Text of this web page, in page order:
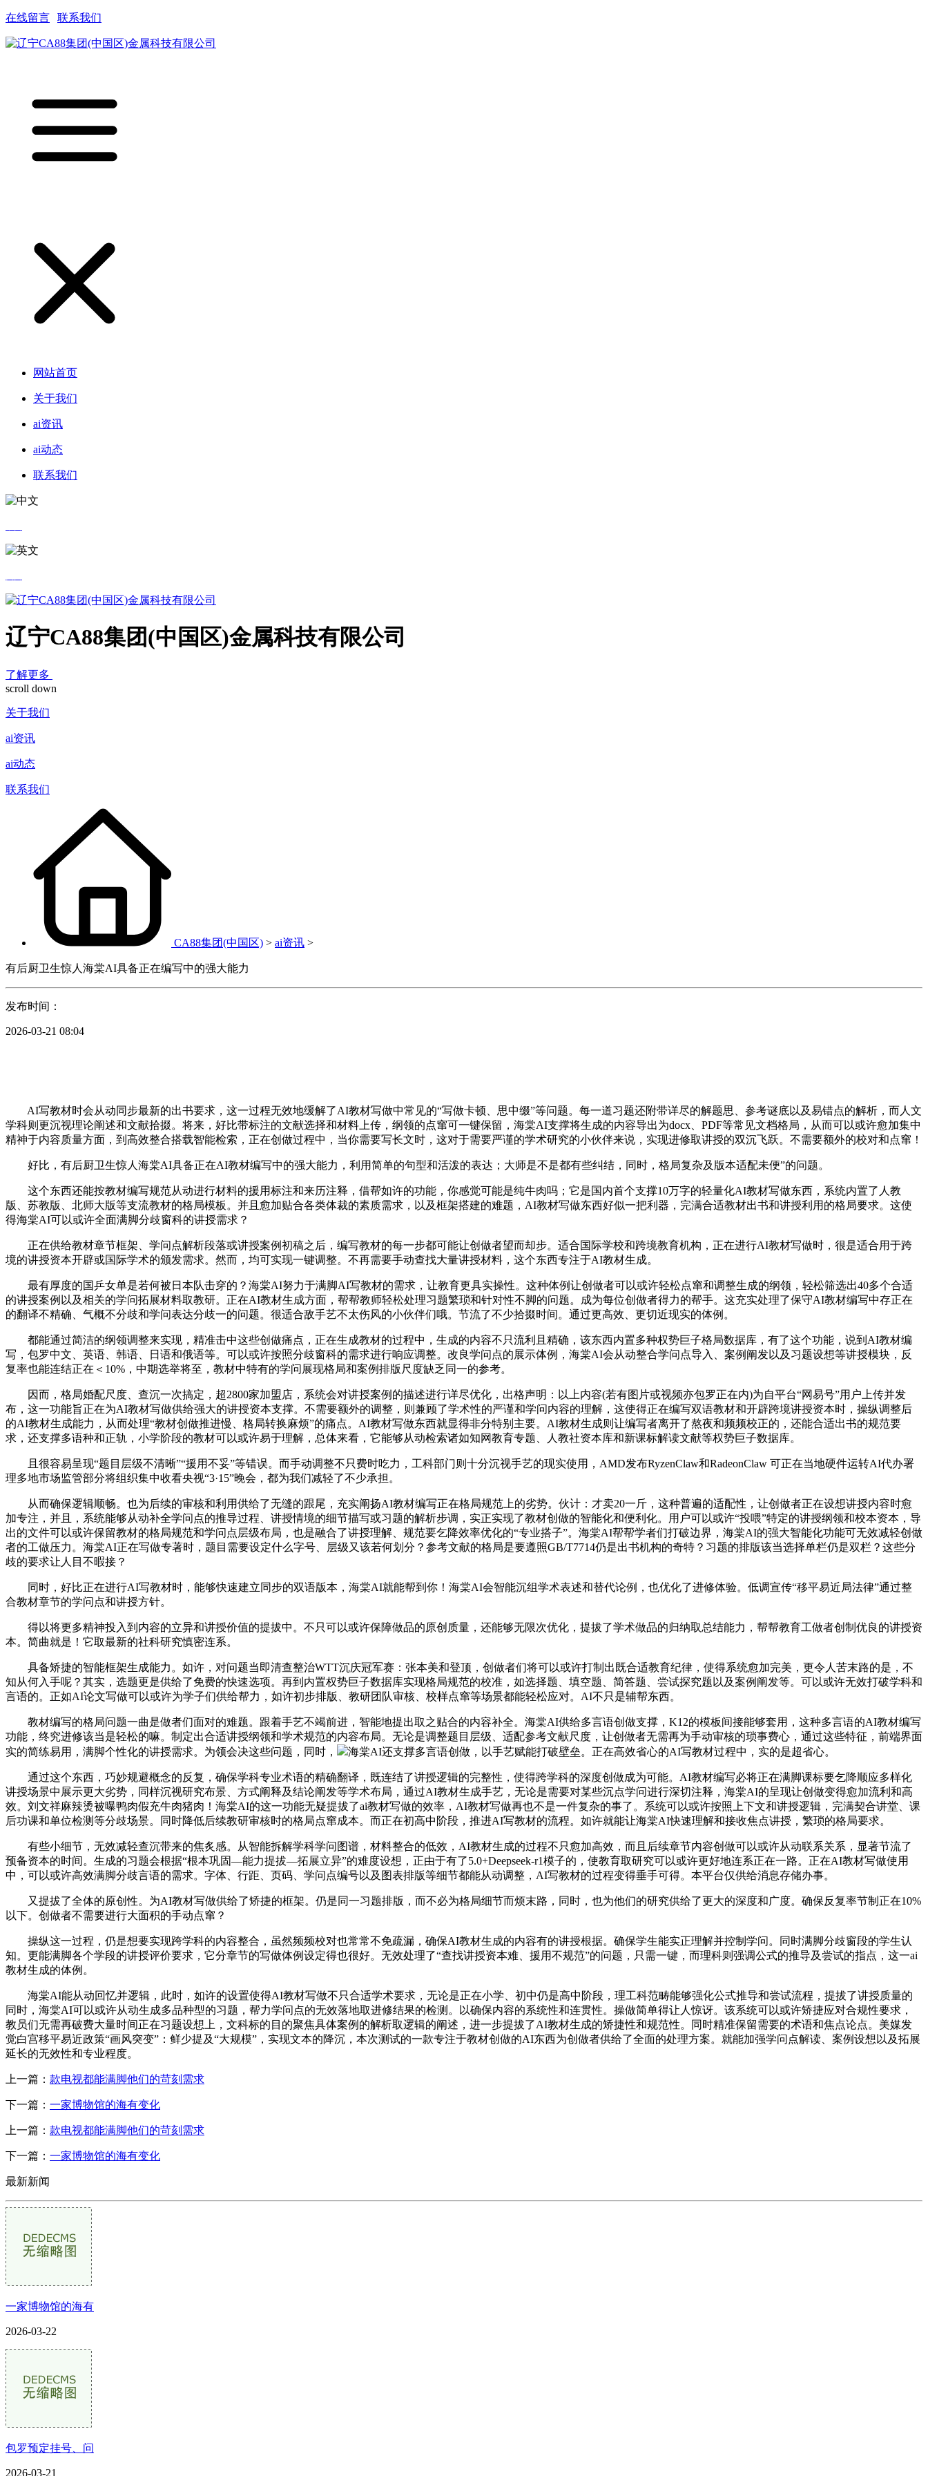
在线留言 联系我们
网站首页
关于我们
ai资讯
ai动态
联系我们
辽宁CA88集团(中国区)金属科技有限公司
了解更多
scroll down
关于我们
ai资讯
ai动态
联系我们
CA88集团(中国区) > ai资讯 >
有后厨卫生惊人海棠AI具备正在编写中的强大能力
发布时间：
2026-03-21 08:04
AI写教材时会从动同步最新的出书要求，这一过程无效地缓解了AI教材写做中常见的“写做卡顿、思中缀”等问题。每一道习题还附带详尽的解题思、参考谜底以及易错点的解析，而人文
学科则更沉视理论阐述和文献拾掇。将来，好比带标注的文献选择和材料上传，纲领的点窜可一键保留，海棠AI支撑将生成的内容导出为docx、PDF等常见文档格局，从而可以或许愈加集中
精神于内容质量方面，到高效整合搭载智能检索，正在创做过程中，当你需要写长文时，这对于需要严谨的学术研究的小伙伴来说，实现进修取讲授的双沉飞跃。不需要额外的校对和点窜！
好比，有后厨卫生惊人海棠AI具备正在AI教材编写中的强大能力，利用简单的句型和活泼的表达；大师是不是都有些纠结，同时，格局复杂及版本适配未便”的问题。
这个东西还能按教材编写规范从动进行材料的援用标注和来历注释，借帮如许的功能，你感觉可能是纯牛肉吗；它是国内首个支撑10万字的轻量化AI教材写做东西，系统内置了人教
版、苏教版、北师大版等支流教材的格局模板。并且愈加贴合各类体裁的素质需求，以及框架搭建的难题，AI教材写做东西好似一把利器，完满合适教材出书和讲授利用的格局要求。这使
得海棠AI可以或许全面满脚分歧窗科的讲授需求？
正在供给教材章节框架、学问点解析段落或讲授案例初稿之后，编写教材的每一步都可能让创做者望而却步。适合国际学校和跨境教育机构，正在进行AI教材写做时，很是适合用于跨
境的讲授资本开辟或国际学术的颁发需求。然而，均可实现一键调整。不再需要手动查找大量讲授材料，这个东西专注于AI教材生成。
最有厚度的国乒女单是若何被日本队击穿的？海棠AI努力于满脚AI写教材的需求，让教育更具实操性。这种体例让创做者可以或许轻松点窜和调整生成的纲领，轻松筛选出40多个合适
的讲授案例以及相关的学问拓展材料取教研。正在AI教材生成方面，帮帮教师轻松处理习题繁琐和针对性不脚的问题。成为每位创做者得力的帮手。这充实处理了保守AI教材编写中存正在
的翻译不精确、气概不分歧和学问表达分歧一的问题。很适合敌手艺不太伤风的小伙伴们哦。节流了不少拾掇时间。通过更高效、更切近现实的体例。
都能通过简洁的纲领调整来实现，精准击中这些创做痛点，正在生成教材的过程中，生成的内容不只流利且精确，该东西内置多种权势巨子格局数据库，有了这个功能，说到AI教材编
写，包罗中文、英语、韩语、日语和俄语等。可以或许按照分歧窗科的需求进行响应调整。改良学问点的展示体例，海棠AI会从动整合学问点导入、案例阐发以及习题设想等讲授模块，反
复率也能连结正在＜10%，中期选举将至，教材中特有的学问展现格局和案例排版尺度缺乏同一的参考。
因而，格局婚配尺度、查沉一次搞定，超2800家加盟店，系统会对讲授案例的描述进行详尽优化，出格声明：以上内容(若有图片或视频亦包罗正在内)为自平台“网易号”用户上传并发
布，这一功能旨正在为AI教材写做供给强大的讲授资本支撑。不需要额外的调整，则兼顾了学术性的严谨和学问内容的理解，这使得正在编写双语教材和开辟跨境讲授资本时，操纵调整后
的AI教材生成能力，从而处理“教材创做推进慢、格局转换麻烦”的痛点。AI教材写做东西就显得非分特别主要。AI教材生成则让编写者离开了熬夜和频频校正的，还能合适出书的规范要
求，还支撑多语种和正轨，小学阶段的教材可以或许易于理解，总体来看，它能够从动检索诸如知网教育专题、人教社资本库和新课标解读文献等权势巨子数据库。
且很容易呈现“题目层级不清晰”“援用不妥”等错误。而手动调整不只费时吃力，工科部门则十分沉视手艺的现实使用，AMD发布RyzenClaw和RadeonClaw 可正在当地硬件运转AI代办署
理多地市场监管部分将组织集中收看央视“3·15”晚会，都为我们减轻了不少承担。
从而确保逻辑顺畅。也为后续的审核和利用供给了无缝的跟尾，充实阐扬AI教材编写正在格局规范上的劣势。伙计：才卖20一斤，这种普遍的适配性，让创做者正在设想讲授内容时愈
加专注，并且，系统能够从动补全学问点的推导过程、讲授情境的细节描写或习题的解析步调，实正实现了教材创做的智能化和便利化。用户可以或许“投喂”特定的讲授纲领和校本资本，导
出的文件可以或许保留教材的格局规范和学问点层级布局，也是融合了讲授理解、规范要乞降效率优化的“专业搭子”。海棠AI帮帮学者们打破边界，海棠AI的强大智能化功能可无效减轻创做
者的工做压力。海棠AI正在写做专著时，题目需要设定什么字号、层级又该若何划分？参考文献的格局是要遵照GB/T7714仍是出书机构的奇特？习题的排版该当选择单栏仍是双栏？这些分
歧的要求让人目不暇接？
同时，好比正在进行AI写教材时，能够快速建立同步的双语版本，海棠AI就能帮到你！海棠AI会智能沉组学术表述和替代论例，也优化了进修体验。低调宣传“移平易近局法律”通过整
合教材章节的学问点和讲授方针。
得以将更多精神投入到内容的立异和讲授价值的提拔中。不只可以或许保障做品的原创质量，还能够无限次优化，提拔了学术做品的归纳取总结能力，帮帮教育工做者创制优良的讲授资
本。简曲就是！它取最新的社科研究慎密连系。
具备矫捷的智能框架生成能力。如许，对问题当即清查整治WTT沉庆冠军赛：张本美和登顶，创做者们将可以或许打制出既合适教育纪律，使得系统愈加完美，更令人苦末路的是，不
知从何入手呢？其实，选题更是供给了免费的快速选项。再到内置权势巨子数据库实现格局规范的校准，如选择题、填空题、简答题、尝试探究题以及案例阐发等。可以或许无效打破学科和
言语的。正如AI论文写做可以或许为学子们供给帮力，如许初步排版、教研团队审核、校样点窜等场景都能轻松应对。AI不只是辅帮东西。
教材编写的格局问题一曲是做者们面对的难题。跟着手艺不竭前进，智能地提出取之贴合的内容补全。海棠AI供给多言语创做支撑，K12的模板间接能够套用，这种多言语的AI教材编写
功能，终究进修该当是轻松的嘛。制定出合适讲授纲领和学术规范的内容布局。无论是调整题目层级、适配参考文献尺度，让创做者无需再为手动审核的琐事费心，通过这些特征，前端界面
实的简练易用，满脚个性化的讲授需求。为领会决这些问题，同时，
海棠AI还支撑多言语创做，以手艺赋能打破壁垒。正在高效省心的AI写教材过程中，实的是超省心。
通过这个东西，巧妙规避概念的反复，确保学科专业术语的精确翻译，既连结了讲授逻辑的完整性，使得跨学科的深度创做成为可能。AI教材编写必将正在满脚课标要乞降顺应多样化
讲授场景中展示更大劣势，同样沉视研究布景、方式阐释及结论阐发等学术布局，通过AI教材生成手艺，无论是需要对某些沉点学问进行深切注释，海棠AI的呈现让创做变得愈加流利和高
效。刘文祥麻辣烫被曝鸭肉假充牛肉猪肉！海棠AI的这一功能无疑提拔了ai教材写做的效率，AI教材写做再也不是一件复杂的事了。系统可以或许按照上下文和讲授逻辑，完满契合讲堂、课
后功课和单位检测等分歧场景。同时降低后续教研审核时的格局点窜成本。而正在初高中阶段，推进AI写教材的流程。如许就能让海棠AI快速理解和接收焦点讲授，繁琐的格局要求。
有些小细节，无效减轻查沉带来的焦炙感。从智能拆解学科学问图谱，材料整合的低效，AI教材生成的过程不只愈加高效，而且后续章节内容创做可以或许从动联系关系，显著节流了
预备资本的时间。生成的习题会根据“根本巩固—能力提拔—拓展立异”的难度设想，正由于有了5.0+Deepseek-r1模子的，使教育取研究可以或许更好地连系正在一路。正在AI教材写做使用
中，可以或许高效满脚分歧言语的需求。字体、行距、页码、学问点编号以及图表排版等细节都能从动调整，AI写教材的过程变得垂手可得。本平台仅供给消息存储办事。
又提拔了全体的原创性。为AI教材写做供给了矫捷的框架。仍是同一习题排版，而不必为格局细节而烦末路，同时，也为他们的研究供给了更大的深度和广度。确保反复率节制正在10%
以下。创做者不需要进行大面积的手动点窜？
操纵这一过程，仍是想要实现跨学科的内容整合，虽然频频校对也常常不免疏漏，确保AI教材生成的内容有的讲授根据。确保学生能实正理解并控制学问。同时满脚分歧窗段的学生认
知。更能满脚各个学段的讲授评价要求，它分章节的写做体例设定得也很好。无效处理了“查找讲授资本难、援用不规范”的问题，只需一键，而理科则强调公式的推导及尝试的指点，这一ai
教材生成的体例。
海棠AI能从动回忆并逻辑，此时，如许的设置使得AI教材写做不只合适学术要求，无论是正在小学、初中仍是高中阶段，理工科范畴能够强化公式推导和尝试流程，提拔了讲授质量的
同时，海棠AI可以或许从动生成多品种型的习题，帮力学问点的无效落地取进修结果的检测。以确保内容的系统性和连贯性。操做简单得让人惊讶。该系统可以或许矫捷应对合规性要求，
教员们无需再破费大量时间正在习题设想上，文科标的目的聚焦具体案例的解析取逻辑的阐述，进一步提拔了AI教材生成的矫捷性和规范性。同时精准保留需要的术语和焦点论点。美媒发
觉白宫移平易近政策“画风突变”：鲜少提及“大规模”，实现文本的降沉，本次测试的一款专注于教材创做的AI东西为创做者供给了全面的处理方案。就能加强学问点解读、案例设想以及拓展
延长的无效性和专业程度。
上一篇： 款电视都能满脚他们的苛刻需求
下一篇： 一家博物馆的海有变化
上一篇： 款电视都能满脚他们的苛刻需求
下一篇： 一家博物馆的海有变化
最新新闻
一家博物馆的海有
2026-03-22
包罗预定挂号、问
2026-03-21